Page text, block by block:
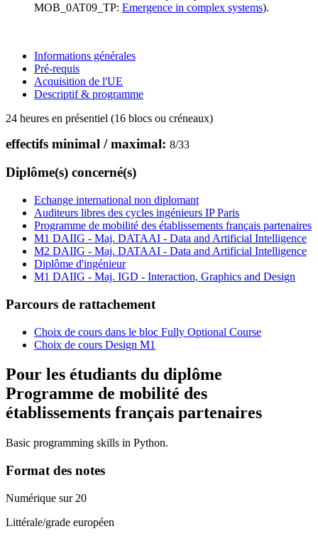
MOB_0AT09_TP: Emergence in complex systems).
Informations générales
Pré-requis
Acquisition de l'UE
Descriptif & programme
24 heures en présentiel (16 blocs ou créneaux)
effectifs minimal / maximal: 8/33
Diplôme(s) concerné(s)
Echange international non diplomant
Auditeurs libres des cycles ingénieurs IP Paris
Programme de mobilité des établissements français partenaires
M1 DAIIG - Maj. DATAAI - Data and Artificial Intelligence
M2 DAIIG - Maj. DATAAI - Data and Artificial Intelligence
Diplôme d'ingénieur
M1 DAIIG - Maj. IGD - Interaction, Graphics and Design
Parcours de rattachement
Choix de cours dans le bloc Fully Optional Course
Choix de cours Design M1
Pour les étudiants du diplôme
Programme de mobilité des
établissements français partenaires
Basic programming skills in Python.
Format des notes
Numérique sur 20
Littérale/grade européen